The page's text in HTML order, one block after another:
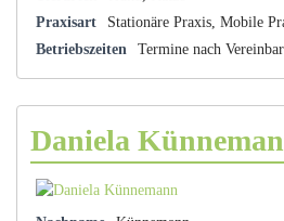
Praxisart
Stationäre Praxis, Mobile
Betriebszeiten
Termine nach
Daniela